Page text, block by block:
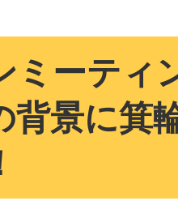
ミーティ
背景に箕